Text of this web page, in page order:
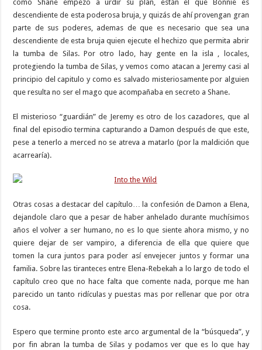
como Shane empezo a urdir su plan, están el que Bonnie es
descendiente de esta poderosa bruja, y quizás de ahí provengan gran
parte de sus poderes, ademas de que es necesario que sea una
descendiente de esta bruja quien ejecute el hechizo que permita abrir
la tumba de Silas. Por otro lado, hay gente en la isla , locales,
protegiendo la tumba de Silas, y vemos como atacan a Jeremy casi al
principio del capitulo y como es salvado misteriosamente por alguien
que resulta no ser el mago que acompañaba en secreto a Shane.
El misterioso “guardián” de Jeremy es otro de los cazadores, que al
final del episodio termina capturando a Damon después de que este,
pese a tenerlo a merced no se atreva a matarlo (por la maldición que
acarrearía).
Otras cosas a destacar del capítulo… la confesión de Damon a Elena,
dejandole claro que a pesar de haber anhelado durante muchísimos
años el volver a ser humano, no es lo que siente ahora mismo, y no
quiere dejar de ser vampiro, a diferencia de ella que quiere que
tomen la cura juntos para poder así envejecer juntos y formar una
familia. Sobre las tiranteces entre Elena-Rebekah a lo largo de todo el
capítulo creo que no hace falta que comente nada, porque me han
parecido un tanto ridículas y puestas mas por rellenar que por otra
cosa.
Espero que termine pronto este arco argumental de la “búsqueda”, y
por fin abran la tumba de Silas y podamos ver que es lo que hay